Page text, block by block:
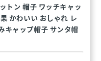
トン 帽子 ワッチキャッ
かわいい おしゃれ レ
キャップ帽子 サンタ帽